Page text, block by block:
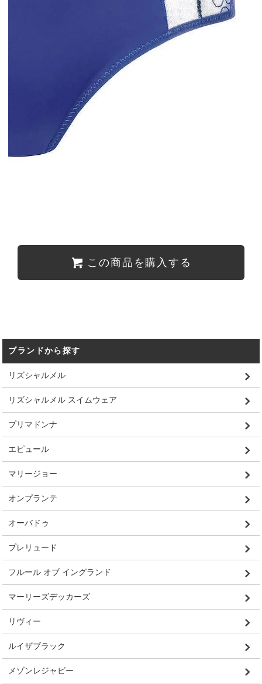
この商品を購入する
ブランドから探す
リズシャルメル
リズシャルメル スイムウェア
プリマドンナ
エピュール
マリージョー
オンプランテ
オーバドゥ
プレリュード
フルール オブ イングランド
マーリーズデッカーズ
リヴィー
ルイザブラック
メゾンレジャビー